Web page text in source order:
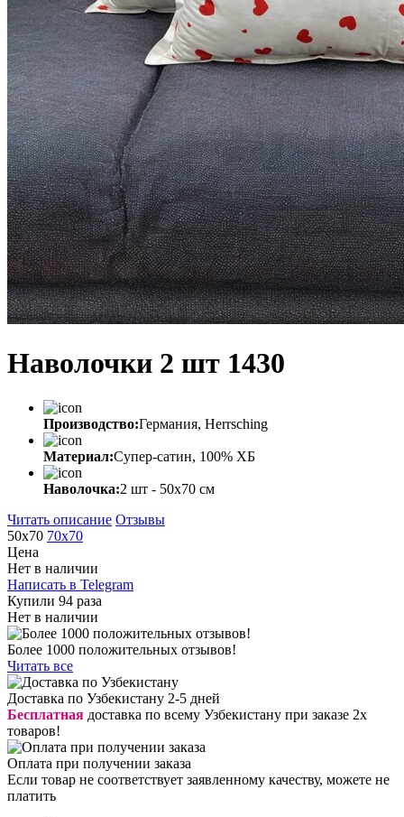
Наволочки 2 шт 1430
Производство:Германия, Herrsching
Материал:Супер-сатин, 100% ХБ
Наволочка:2 шт - 50x70 см
Читать описание Отзывы
50х70 70х70
Цена
Нет в наличии
Написать в Telegram
Купили 94 раза
Нет в наличии
Более 1000 положительных отзывов!
Читать все
Доставка по Узбекистану 2-5 дней
Бесплатная доставка по всему Узбекистану при заказе 2х
товаров!
Оплата при получении заказа
Если товар не соответствует заявленному качеству, можете не
платить